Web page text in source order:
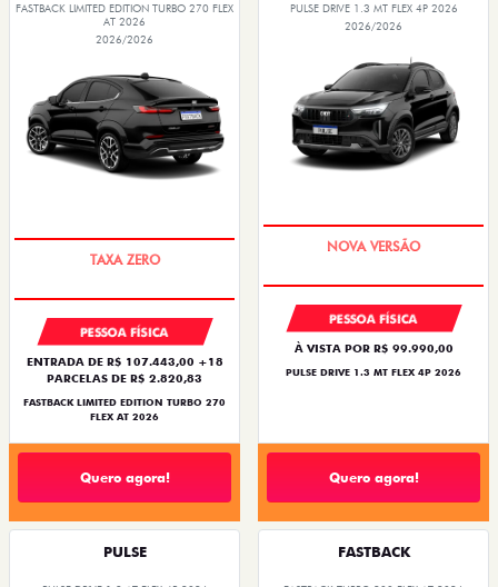
FASTBACK LIMITED EDITION TURBO 270 FLEX
AT 2026
2026/2026
PREÇO IMPERDÍVEL
PESSOA FÍSICA
ENTRADA DE R$ 107.443,00 +18
PARCELAS DE R$ 2.820,83
FASTBACK LIMITED EDITION TURBO 270
FLEX AT 2026
Quero agora!
PULSE DRIVE 1.3 MT FLEX 4P 2026
2026/2026
PREÇO IMPERDÍVEL
PESSOA FÍSICA
À VISTA POR R$ 99.990,00
PULSE DRIVE 1.3 MT FLEX 4P 2026
Quero agora!
PULSE FASTBACK